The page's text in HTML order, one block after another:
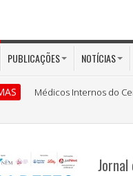
PUBLICAÇÕES NOTÍCIAS
Médicos Internos do